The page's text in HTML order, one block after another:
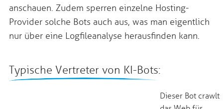
anschauen. Zudem sperren einzelne Hosting-
Provider solche Bots auch aus, was man eigentlich
nur über eine Logfileanalyse herausfinden kann.
Typische Vertreter von KI-Bots:
Dieser Bot crawlt